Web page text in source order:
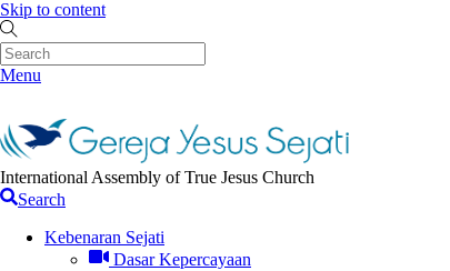
Skip to content
Menu
International Assembly of True Jesus Church
Search
Kebenaran Sejati
Dasar Kepercayaan